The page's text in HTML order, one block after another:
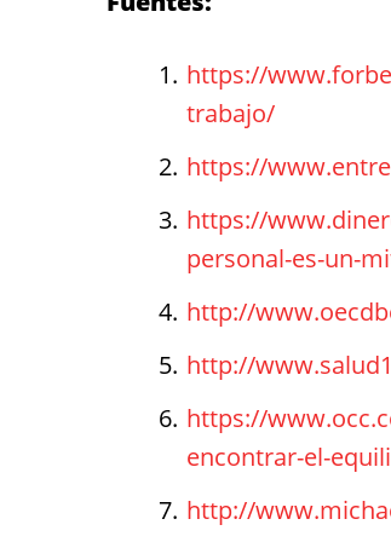
https://
trabajo/
https://
https://
personal-es-un-
http://
http://
https://
encontrar-el-
http://